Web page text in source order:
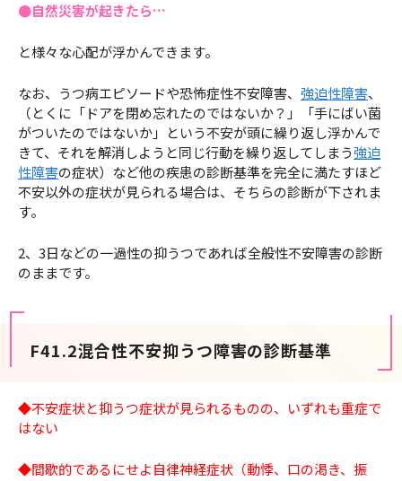
●自然災害が起きたら…
と様々な心配が浮かんできます。
なお、うつ病エピソードや恐怖症性不安障害、 強迫性障害、
（とくに「ドアを閉め忘れたのではないか？」「手にばい菌
がついたのではないか」という不安が頭に繰り返し浮かんで
きて、それを解消しようと同じ行動を繰り返してしまう強迫
性障害の症状）など他の疾患の診断基準を完全に満たすほど
不安以外の症状が見られる場合は、そちらの診断が下されま
す。
2、3日などの一過性の抑うつであれば全般性不安障害の診断
のままです。
F41.2混合性不安抑うつ障害の診断基準
◆不安症状と抑うつ症状が見られるものの、いずれも重症で
はない
◆間歇的であるにせよ自律神経症状（動悸、口の渇き、振